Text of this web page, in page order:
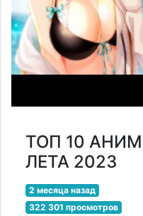
ТОП 10
ЛЕТА 2023
2 месяца назад
322 301 просмотров